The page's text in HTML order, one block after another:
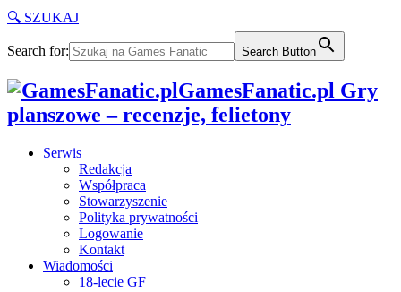
🔍 SZUKAJ
Search for: Search Button
GamesFanatic.pl Gry
planszowe – recenzje, felietony
Serwis
Redakcja
Współpraca
Stowarzyszenie
Polityka prywatności
Logowanie
Kontakt
Wiadomości
18-lecie GF